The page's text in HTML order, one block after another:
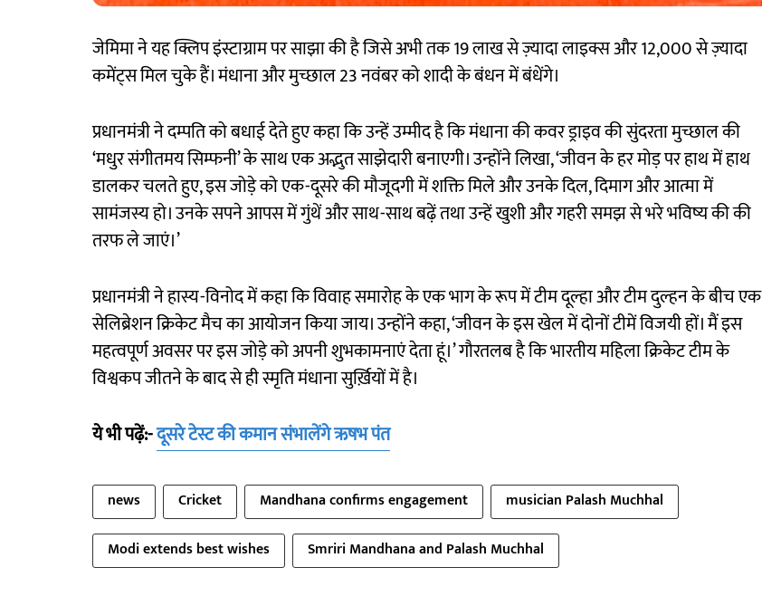
जेमिमा ने यह क्लिप इंस्टाग्राम पर साझा की है जिसे अभी तक 19 लाख से ज़्यादा लाइक्स और 12,000 से ज़्यादा
कमेंट्स मिल चुके हैं। मंधाना और मुच्छाल 23 नवंबर को शादी के बंधन में बंधेंगे।
प्रधानमंत्री ने दम्पति को बधाई देते हुए कहा कि उन्हें उम्मीद है कि मंधाना की कवर ड्राइव की सुंदरता मुच्छाल की
‘मधुर संगीतमय सिम्फनी’ के साथ एक अद्भुत साझेदारी बनाएगी। उन्होंने लिखा, ‘जीवन के हर मोड़ पर हाथ में हाथ
डालकर चलते हुए, इस जोड़े को एक-दूसरे की मौजूदगी में शक्ति मिले और उनके दिल, दिमाग और आत्मा में
सामंजस्य हो। उनके सपने आपस में गुंथें और साथ-साथ बढ़ें तथा उन्हें खुशी और गहरी समझ से भरे भविष्य की की
तरफ ले जाएं।’
प्रधानमंत्री ने हास्य-विनोद में कहा कि विवाह समारोह के एक भाग के रूप में टीम दूल्हा और टीम दुल्हन के बीच एक
सेलिब्रेशन क्रिकेट मैच का आयोजन किया जाय। उन्होंने कहा, ‘जीवन के इस खेल में दोनों टीमें विजयी हों। मैं इस
महत्वपूर्ण अवसर पर इस जोड़े को अपनी शुभकामनाएं देता हूं।’ गौरतलब है कि भारतीय महिला क्रिकेट टीम के
विश्वकप जीतने के बाद से ही स्मृति मंधाना सुर्ख़ियों में है।
ये भी पढ़ें:-दूसरे टेस्ट की कमान संभालेंगे ऋषभ पंत
news Cricket Mandhana confirms engagement
musician Palash Muchhal
Modi extends best wishes
Smriri Mandhana and Palash Muchhal